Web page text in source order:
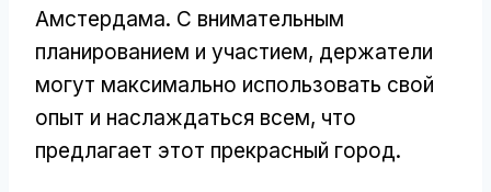
Амстердама. С внимательным
планированием и участием, держатели
могут максимально использовать свой
опыт и наслаждаться всем, что
предлагает этот прекрасный город.